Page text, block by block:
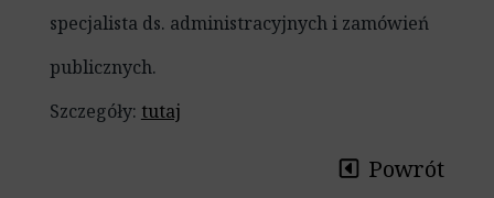
specjalista ds. administracyjnych i zamówień
publicznych.
Szczegóły: tutaj
Powrót